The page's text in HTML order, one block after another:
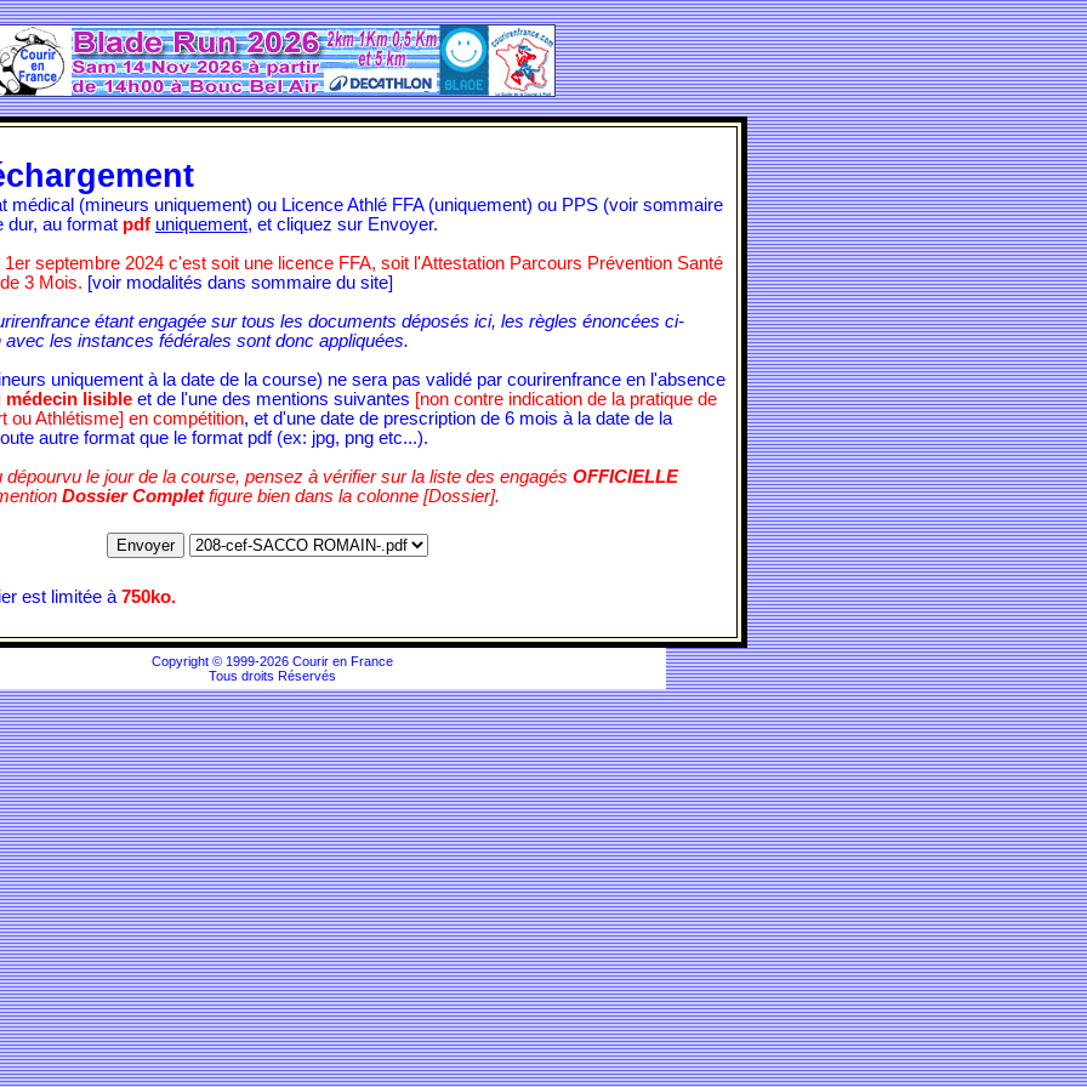
médical (mineurs uniquement) ou Licence Athlé FFA (uniquement) ou PPS (voir sommaire
dur, au format pdf uniquement, et cliquez sur Envoyer.
1er septembre 2024 c'est soit une licence FFA, soit l'Attestation Parcours Prévention Santé
3 Mois. [voir modalités dans sommaire du site]
étant engagée sur tous les documents déposés ici, les règles énoncées ci-
les instances fédérales sont donc appliquées.
uniquement à la date de la course) ne sera pas validé par courirenfrance en l'absence
médecin lisible et de l'une des mentions suivantes [non contre indication de la pratique de
ou Athlétisme] en compétition, et d'une date de prescription de 6 mois à la date de la
autre format que le format pdf (ex: jpg, png etc...).
le jour de la course, pensez à vérifier sur la liste des engagés OFFICIELLE
Dossier Completfigure bien dans la colonne [Dossier].
est limitée à 750ko.
Copyright © 1999-2026 Courir en France
Tous droits Réservés